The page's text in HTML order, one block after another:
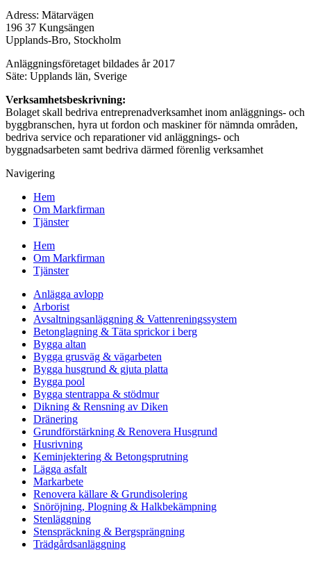
Adress: Mätarvägen
196 37 Kungsängen
Upplands-Bro, Stockholm
Anläggningsföretaget bildades år 2017
Säte: Upplands län, Sverige
Verksamhetsbeskrivning:
Bolaget skall bedriva entreprenadverksamhet inom anläggnings- och
byggbranschen, hyra ut fordon och maskiner för nämnda områden,
bedriva service och reparationer vid anläggnings- och
byggnadsarbeten samt bedriva därmed förenlig verksamhet
Navigering
Hem
Om Markfirman
Tjänster
Hem
Om Markfirman
Tjänster
Anlägga avlopp
Arborist
Avsaltningsanläggning & Vattenreningssystem
Betonglagning & Täta sprickor i berg
Bygga altan
Bygga grusväg & vägarbeten
Bygga husgrund & gjuta platta
Bygga pool
Bygga stentrappa & stödmur
Dikning & Rensning av Diken
Dränering
Grundförstärkning & Renovera Husgrund
Husrivning
Keminjektering & Betongsprutning
Lägga asfalt
Markarbete
Renovera källare & Grundisolering
Snöröjning, Plogning & Halkbekämpning
Stenläggning
Stenspräckning & Bergsprängning
Trädgårdsanläggning